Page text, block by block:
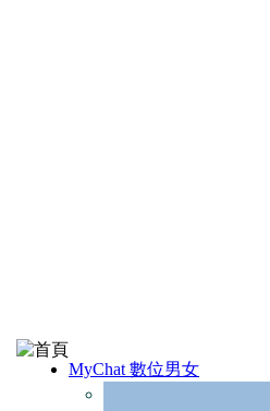
MyChat 數位男女